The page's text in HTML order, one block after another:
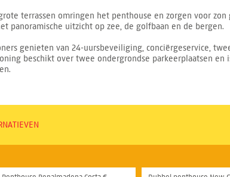
terrassen omringen het penthouse en zorgen voor
panoramische uitzicht op zee, de golfbaan en de bergen.
genieten van 24-uursbeveiliging, conciërgeservice,
beschikt over twee ondergrondse parkeerplaatsen